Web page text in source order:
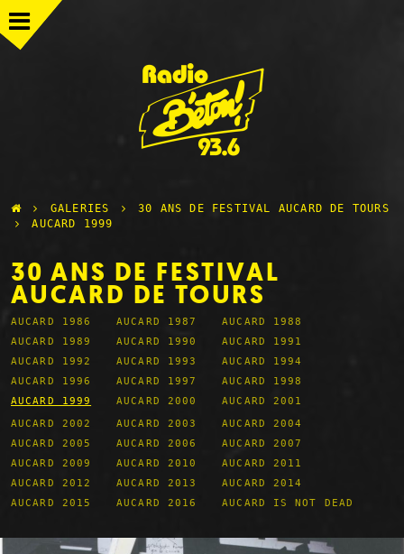
GALERIES
30 ANS DE FESTIVAL AUCARD DE TOURS
AUCARD 1999
30 ANS DE FESTIVAL
AUCARD DE TOURS
AUCARD 1986 AUCARD 1987
AUCARD 1988
AUCARD 1989
AUCARD 1990
AUCARD 1991
AUCARD 1992
AUCARD 1993
AUCARD 1994
AUCARD 1996
AUCARD 1997
AUCARD 1998
AUCARD 1999
AUCARD 2000
AUCARD 2001
AUCARD 2002
AUCARD 2003
AUCARD 2004
AUCARD 2005
AUCARD 2006
AUCARD 2007
AUCARD 2009
AUCARD 2010
AUCARD 2011
AUCARD 2012
AUCARD 2013
AUCARD 2014
AUCARD 2015
AUCARD 2016 AUCARD IS NOT DEAD